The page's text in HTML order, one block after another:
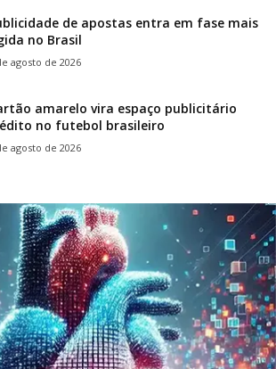
de apostas entra em fase mais
no Brasil
agosto de 2026
amarelo vira espaço publicitário
no futebol brasileiro
agosto de 2026